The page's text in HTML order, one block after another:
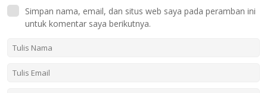
Simpan nama, email, dan situs web saya pada peramban ini
untuk komentar saya berikutnya.